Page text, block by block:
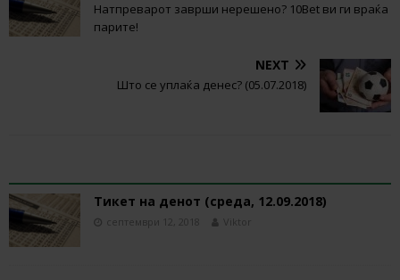
Натпреварот заврши нерешено? 10Bet ви ги враќа
парите!
NEXT
Што се уплаќа денес? (05.07.2018)
Тикет на денот (среда, 12.09.2018)
септември 12, 2018 Viktor